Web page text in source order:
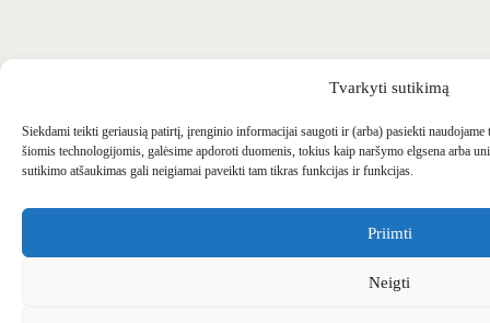
Tvarkyti sutikimą
Siekdami teikti geriausią patirtį, įrenginio informacijai saugoti ir (arba) pasiekti
šiomis technologijomis, galėsime apdoroti duomenis, tokius kaip naršymo elgsena arba
sutikimo atšaukimas gali neigiamai paveikti tam tikras funkcijas ir funkcijas.
Priimti
Neigti